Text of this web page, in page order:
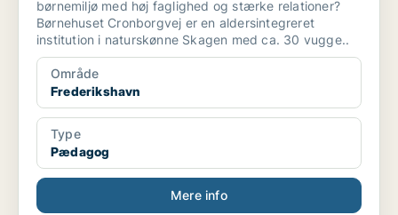
børnemiljø med høj faglighed og stærke relationer?
Børnehuset Cronborgvej er en aldersintegreret
institution i naturskønne Skagen med ca. 30 vugge..
Område
Frederikshavn
Type
Pædagog
Mere info